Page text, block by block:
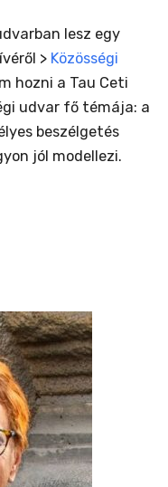
lesz egy
> Közösségi
hozni a Tau Ceti
udvar fő témája: a
beszélgetés
jól modellezi.